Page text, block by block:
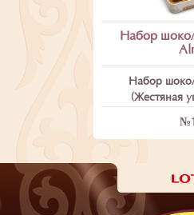
Набор
Набор
(Жестяная